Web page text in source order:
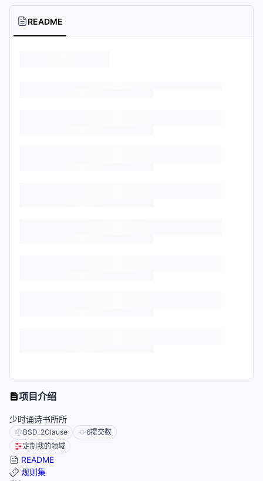
README
项目介绍
少时诵诗书所所
BSD_2Clause 6提交数
定制我的领域
README
规则集